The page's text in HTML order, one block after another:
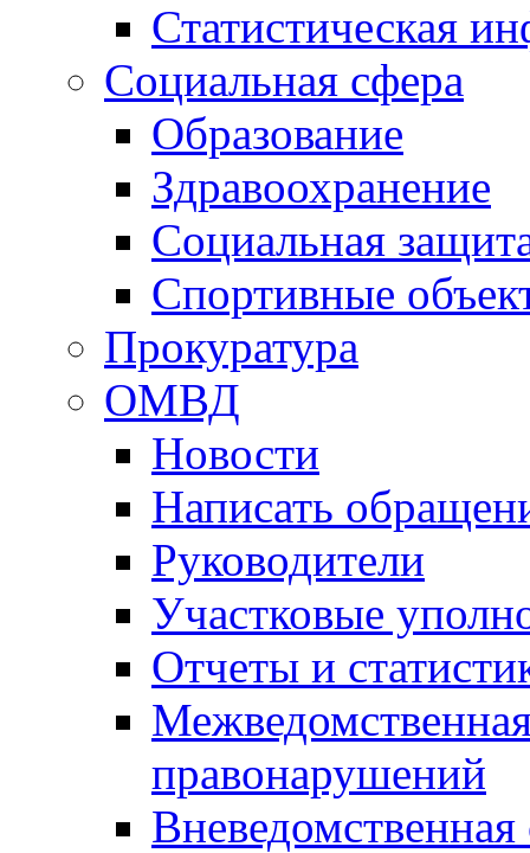
Статистическая
Социальная сфера
Образование
Здравоохранение
Социальная
Спортивные
Прокуратура
ОМВД
Новости
Написать
Руководители
Участковые
Отчеты и
правонарушений
Вневедомственная